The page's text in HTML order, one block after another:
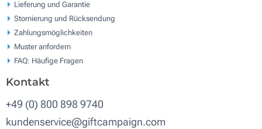
Lieferung und Garantie
Stornierung und Rücksendung
Zahlungsmöglichkeiten
Muster anfordern
FAQ: Häufige Fragen
Kontakt
+49 (0) 800 898 9740
kundenservice@giftcampaign.com